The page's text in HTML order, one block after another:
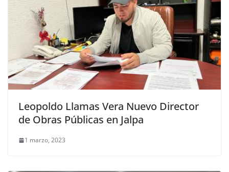
Leopoldo Llamas Vera Nuevo Director
de Obras Públicas en Jalpa
1 marzo, 2023